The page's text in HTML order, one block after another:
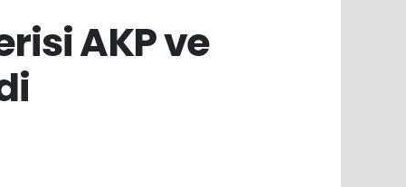
AKP ve